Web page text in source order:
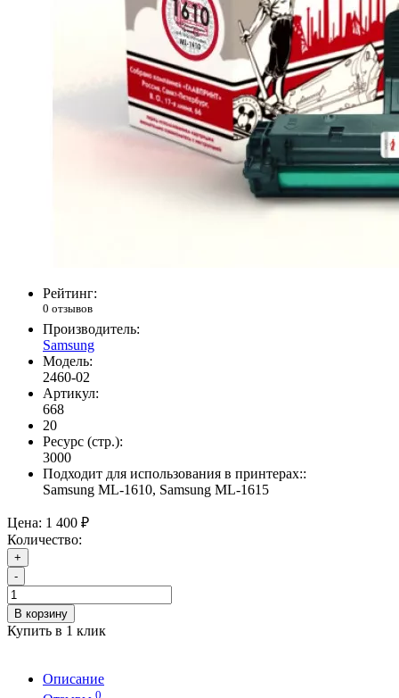
Рейтинг:
0 отзывов
Производитель:
Samsung
Модель:
2460-02
Артикул:
668
20
Ресурс (стр.):
3000
Подходит для использования в принтерах::
Samsung ML-1610, Samsung ML-1615
Цена: 1 400 ₽
Количество:
+
-
В корзину
Купить в 1 клик
Описание
0